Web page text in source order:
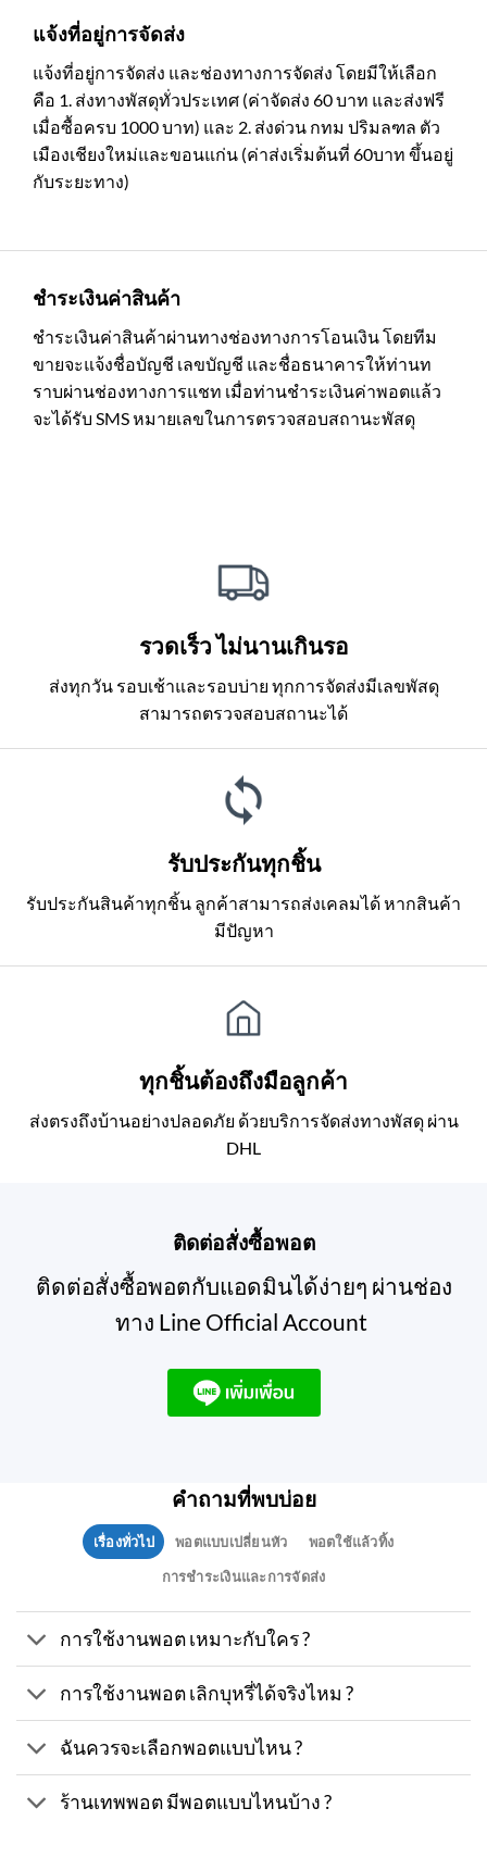
แจ้งที่อยู่การจัดส่ง
แจ้งที่อยู่การจัดส่ง และช่องทางการจัดส่ง โดยมีให้เลือก
คือ 1. ส่งทางพัสดุทั่วประเทศ (ค่าจัดส่ง 60 บาท และส่งฟรี
เมื่อซื้อครบ 1000 บาท) และ 2. ส่งด่วน กทม ปริมลฑล ตัว
เมืองเชียงใหม่และขอนแก่น (ค่าส่งเริ่มต้นที่ 60บาท ขึ้นอยู่
กับระยะทาง)
ชำระเงินค่าสินค้า
ชำระเงินค่าสินค้าผ่านทางช่องทางการโอนเงิน โดยทีม
ขายจะแจ้งชื่อบัญชี เลขบัญชี และชื่อธนาคารให้ท่านท
ราบผ่านช่องทางการแชท เมื่อท่านชำระเงินค่าพอตแล้ว
จะได้รับ SMS หมายเลขในการตรวจสอบสถานะพัสดุ
รวดเร็ว ไม่นานเกินรอ
ส่งทุกวัน รอบเช้าและรอบบ่าย ทุกการจัดส่งมีเลขพัสดุ
สามารถตรวจสอบสถานะได้
รับประกันทุกชิ้น
รับประกันสินค้าทุกชิ้น ลูกค้าสามารถส่งเคลมได้ หากสินค้า
มีปัญหา
ทุกชิ้นต้องถึงมือลูกค้า
ส่งตรงถึงบ้านอย่างปลอดภัย ด้วยบริการจัดส่งทางพัสดุ ผ่าน
DHL
ติดต่อสั่งซื้อพอต
ติดต่อสั่งซื้อพอตกับแอดมินได้ง่ายๆ ผ่านช่อง
ทาง Line Official Account
คำถามที่พบบ่อย
เรื่องทั่วไป พอตแบบเปลี่ยนหัว
พอตใช้แล้วทิ้ง
การชำระเงินและการจัดส่ง
การใช้งานพอต เหมาะกับใคร ?
การใช้งานพอต เลิกบุหรี่ได้จริงไหม ?
ฉันควรจะเลือกพอตแบบไหน ?
ร้านเทพพอต มีพอตแบบไหนบ้าง ?